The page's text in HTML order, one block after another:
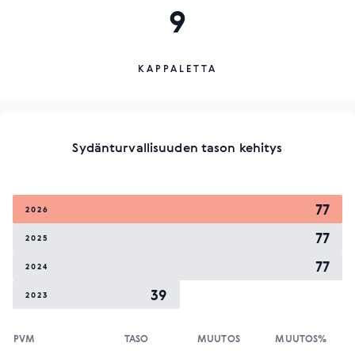
9
KAPPALETTA
Sydänturvallisuuden tason kehitys
2026 77
2025 77
2024 77
2023 39
PVM TASO MUUTOS MUUTOS%